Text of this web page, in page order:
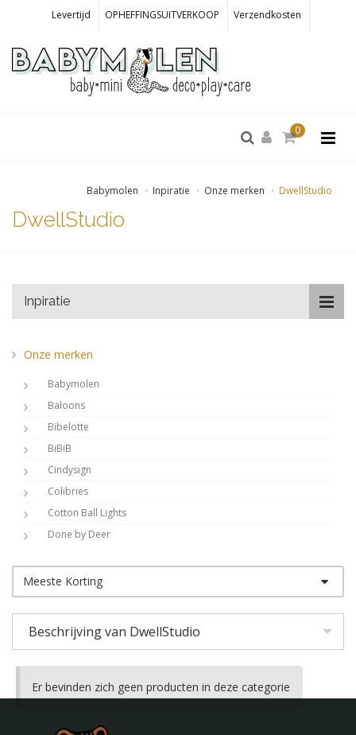
Levertijd OPHEFFINGSUITVERKOOP Verzendkosten
0
Babymolen Inpiratie Onze merken DwellStudio
DwellStudio
Inpiratie
Onze merken
Babymolen
Baloons
Bibelotte
BiBiB
Cindysign
Colibries
Cotton Ball Lights
Done by Deer
DwellStudio
Dynamic Comfort
Esthex
Fabelab
Filibabba
ISAK
Shop op kleur
Shop op thema
Meeste Korting
Beschrijving van DwellStudio
Er bevinden zich geen producten in deze categorie